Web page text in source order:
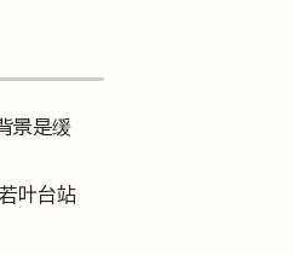
景是缓
叶台站